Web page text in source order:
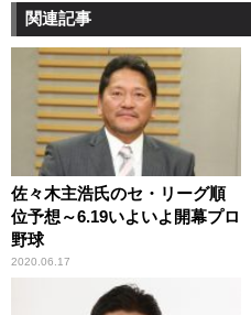
関連記事
佐々木主浩氏のセ・リーグ順
位予想～6.19いよいよ開幕プロ
野球
2020.06.17